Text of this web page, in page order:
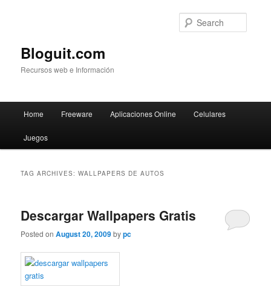
Bloguit.com
Recursos web e Información
Skip
to
Skip
to
Home Freeware Aplicaciones Online Celulares
Juegos
TAG ARCHIVES:WALLPAPERS DE AUTOS
Descargar Wallpapers Gratis
Posted onAugust 20, 2009bypc